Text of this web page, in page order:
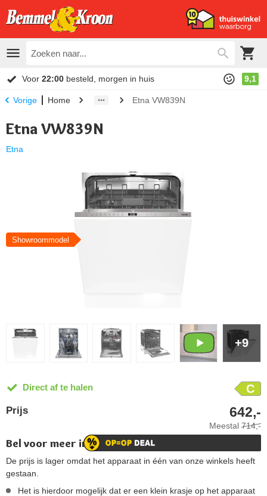
Voor 22:00 besteld, morgen in huis 9,1
Vorige Home Etna VW839N
Etna VW839N
Etna
+9
Showroommodel
Direct af te halen C
Prijs
Meestal 714,-
642,-
Bel voor meer informatie!
De prijs is lager omdat het apparaat in één van onze winkels heeft
gestaan.
Het is hierdoor mogelijk dat er een klein krasje op het apparaat